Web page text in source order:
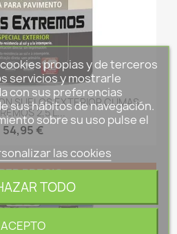
SUELOS EXTERIOR CLIMAS
2,5 L...
54,95 €
PRECIO
propias y de terceros
servicios y mostrarle
con sus preferencias
sus hábitos de navegación.
sobre su uso pulse el
las cookies
TODO
ACEPTO